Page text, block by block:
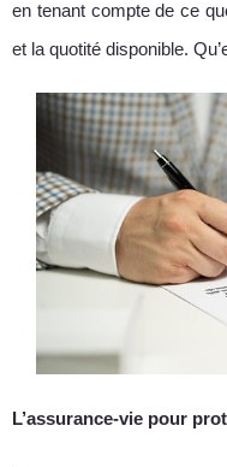
en tenant compte de ce
et la quotité disponible.
L’assurance-vie pour